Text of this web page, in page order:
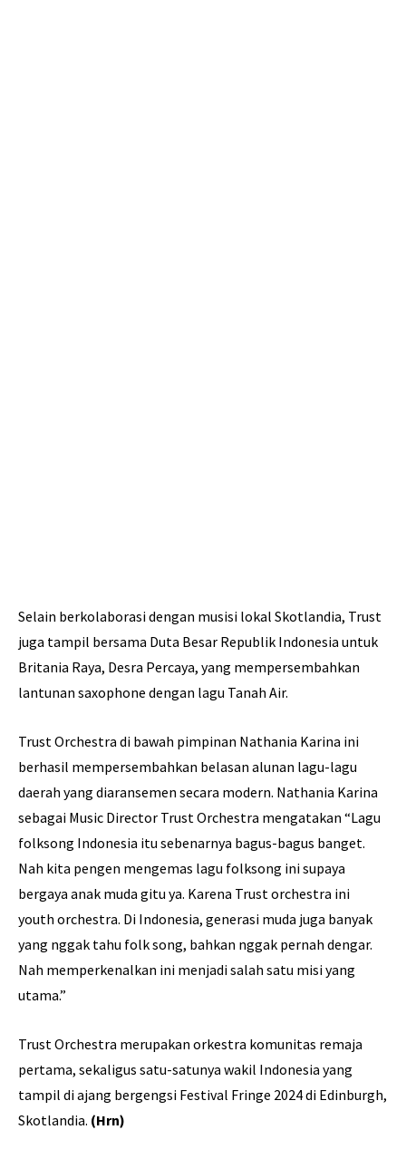
Selain berkolaborasi dengan musisi lokal Skotlandia, Trust
juga tampil bersama Duta Besar Republik Indonesia untuk
Britania Raya, Desra Percaya, yang mempersembahkan
lantunan saxophone dengan lagu Tanah Air.
Trust Orchestra di bawah pimpinan Nathania Karina ini
berhasil mempersembahkan belasan alunan lagu-lagu
daerah yang diaransemen secara modern. Nathania Karina
sebagai Music Director Trust Orchestra mengatakan “Lagu
folksong Indonesia itu sebenarnya bagus-bagus banget.
Nah kita pengen mengemas lagu folksong ini supaya
bergaya anak muda gitu ya. Karena Trust orchestra ini
youth orchestra. Di Indonesia, generasi muda juga banyak
yang nggak tahu folk song, bahkan nggak pernah dengar.
Nah memperkenalkan ini menjadi salah satu misi yang
utama.”
Trust Orchestra merupakan orkestra komunitas remaja
pertama, sekaligus satu-satunya wakil Indonesia yang
tampil di ajang bergengsi Festival Fringe 2024 di Edinburgh,
Skotlandia. (Hrn)